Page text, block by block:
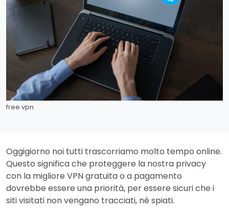
free vpn
Oggigiorno noi tutti trascorriamo molto tempo online.
Questo significa che proteggere la nostra privacy
con la migliore VPN gratuita o a pagamento
dovrebbe essere una priorità, per essere sicuri che i
siti visitati non vengano tracciati, né spiati.